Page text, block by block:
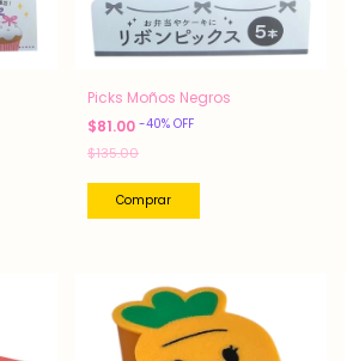
Picks Moños Negros
$81.00 -40% OFF
$135.00